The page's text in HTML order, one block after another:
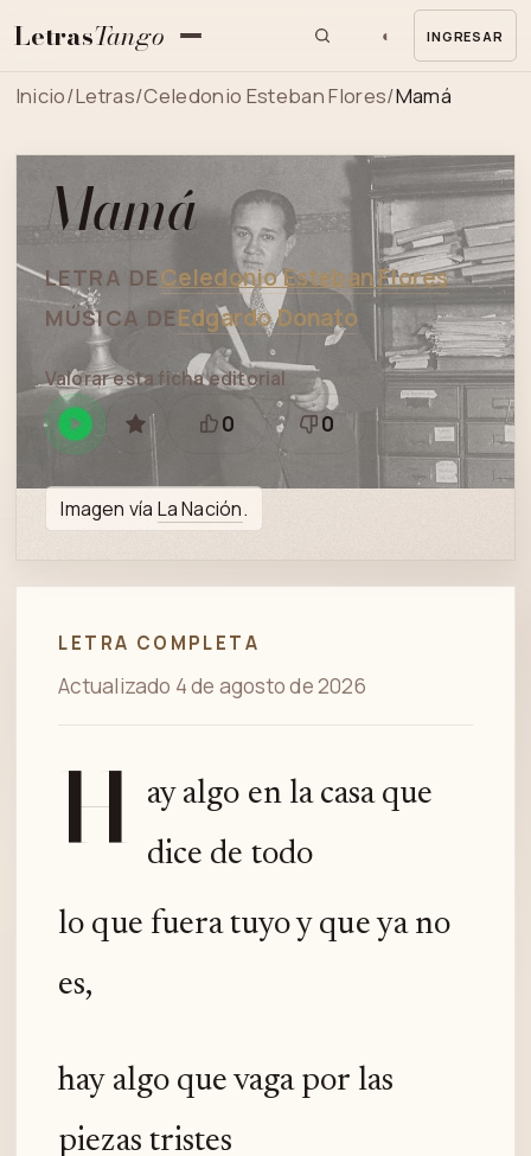
LetrasTango ◐ INGRESAR
Inicio/Letras/Celedonio Esteban Flores/Mamá
Mamá
LETRA DECeledonio Esteban Flores
MÚSICA DEEdgardo Donato
Reproducir
Spotify
GUARDAR
Valorar esta ficha editorial
Está
0
Necesita
0
Imagen vía La Nación.
LETRA COMPLETA
Actualizado 4 de agosto de 2026
H
ay algo en la casa que
dice de todo
lo que fuera tuyo y que ya no
es,
hay algo que vaga por las
piezas tristes